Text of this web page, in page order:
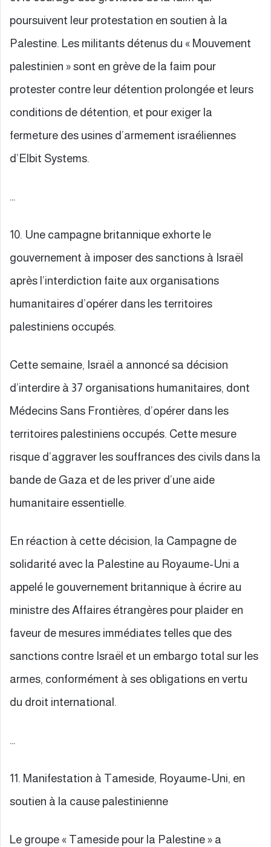
poursuivent leur protestation en soutien à la
Palestine. Les militants détenus du « Mouvement
palestinien » sont en grève de la faim pour
protester contre leur détention prolongée et leurs
conditions de détention, et pour exiger la
fermeture des usines d’armement israéliennes
d’Elbit Systems.
…
10. Une campagne britannique exhorte le
gouvernement à imposer des sanctions à Israël
après l’interdiction faite aux organisations
humanitaires d’opérer dans les territoires
palestiniens occupés.
Cette semaine, Israël a annoncé sa décision
d’interdire à 37 organisations humanitaires, dont
Médecins Sans Frontières, d’opérer dans les
territoires palestiniens occupés. Cette mesure
risque d’aggraver les souffrances des civils dans la
bande de Gaza et de les priver d’une aide
humanitaire essentielle.
En réaction à cette décision, la Campagne de
solidarité avec la Palestine au Royaume-Uni a
appelé le gouvernement britannique à écrire au
ministre des Affaires étrangères pour plaider en
faveur de mesures immédiates telles que des
sanctions contre Israël et un embargo total sur les
armes, conformément à ses obligations en vertu
du droit international.
…
11. Manifestation à Tameside, Royaume-Uni, en
soutien à la cause palestinienne
Le groupe « Tameside pour la Palestine » a